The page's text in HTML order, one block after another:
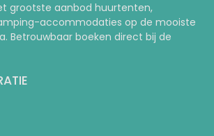
grootste aanbod huurtenten,
accommodaties op de mooiste
Betrouwbaar boeken direct bij de